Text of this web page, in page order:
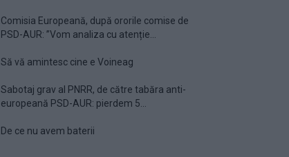
Comisia Europeană, după ororile comise de
PSD-AUR: ”Vom analiza cu atenție...
Să vă amintesc cine e Voineag
Sabotaj grav al PNRR, de către tabăra anti-
europeană PSD-AUR: pierdem 5...
De ce nu avem baterii